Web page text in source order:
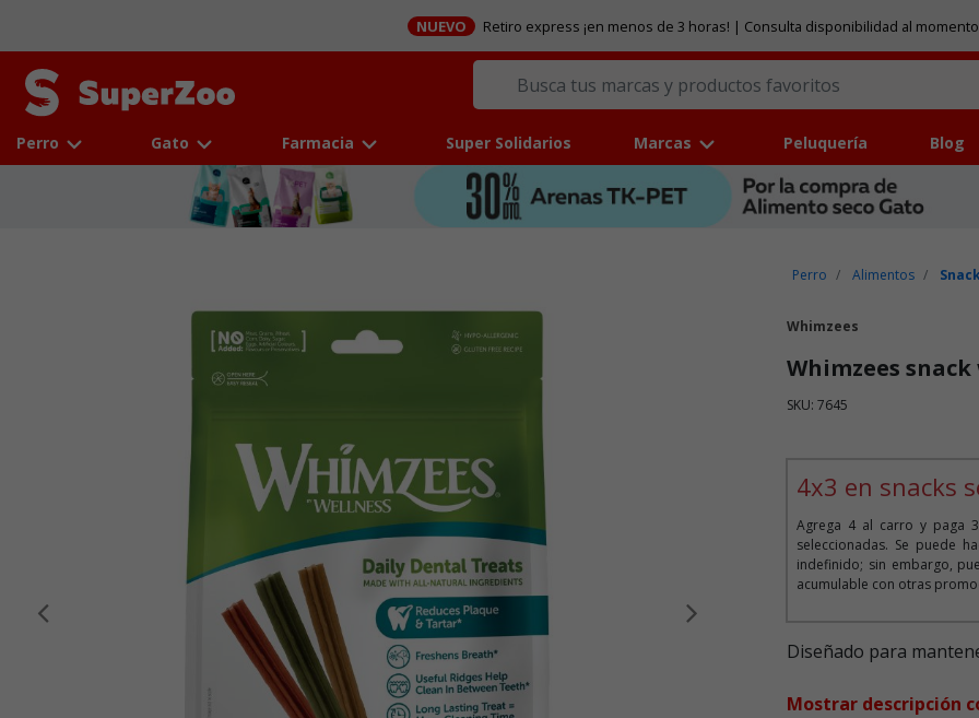
NUEVO Retiro express ¡en menos de 3 horas! | Consulta disponibilidad al
Perro Gato Farmacia Super Solidarios Marcas Peluquería Blog
Anterior
Perro Alimentos
Whimzees
Whimzees
SKU: 7645
4x3 en snacks
Agrega 4 al carro y paga
seleccionadas. Se puede
indefinido; sin embargo,
acumulable con otras
Diseñado para
Mostrar descripción